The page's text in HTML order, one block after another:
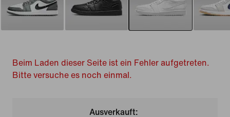
Beim Laden dieser Seite ist ein Fehler aufgetreten.
Bitte versuche es noch einmal.
Ausverkauft: